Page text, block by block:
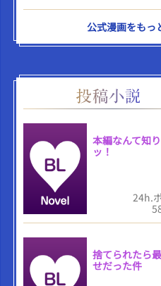
公式漫画をもっ
本編なんて知
ッ！
24h.
捨てられたら
せだった件